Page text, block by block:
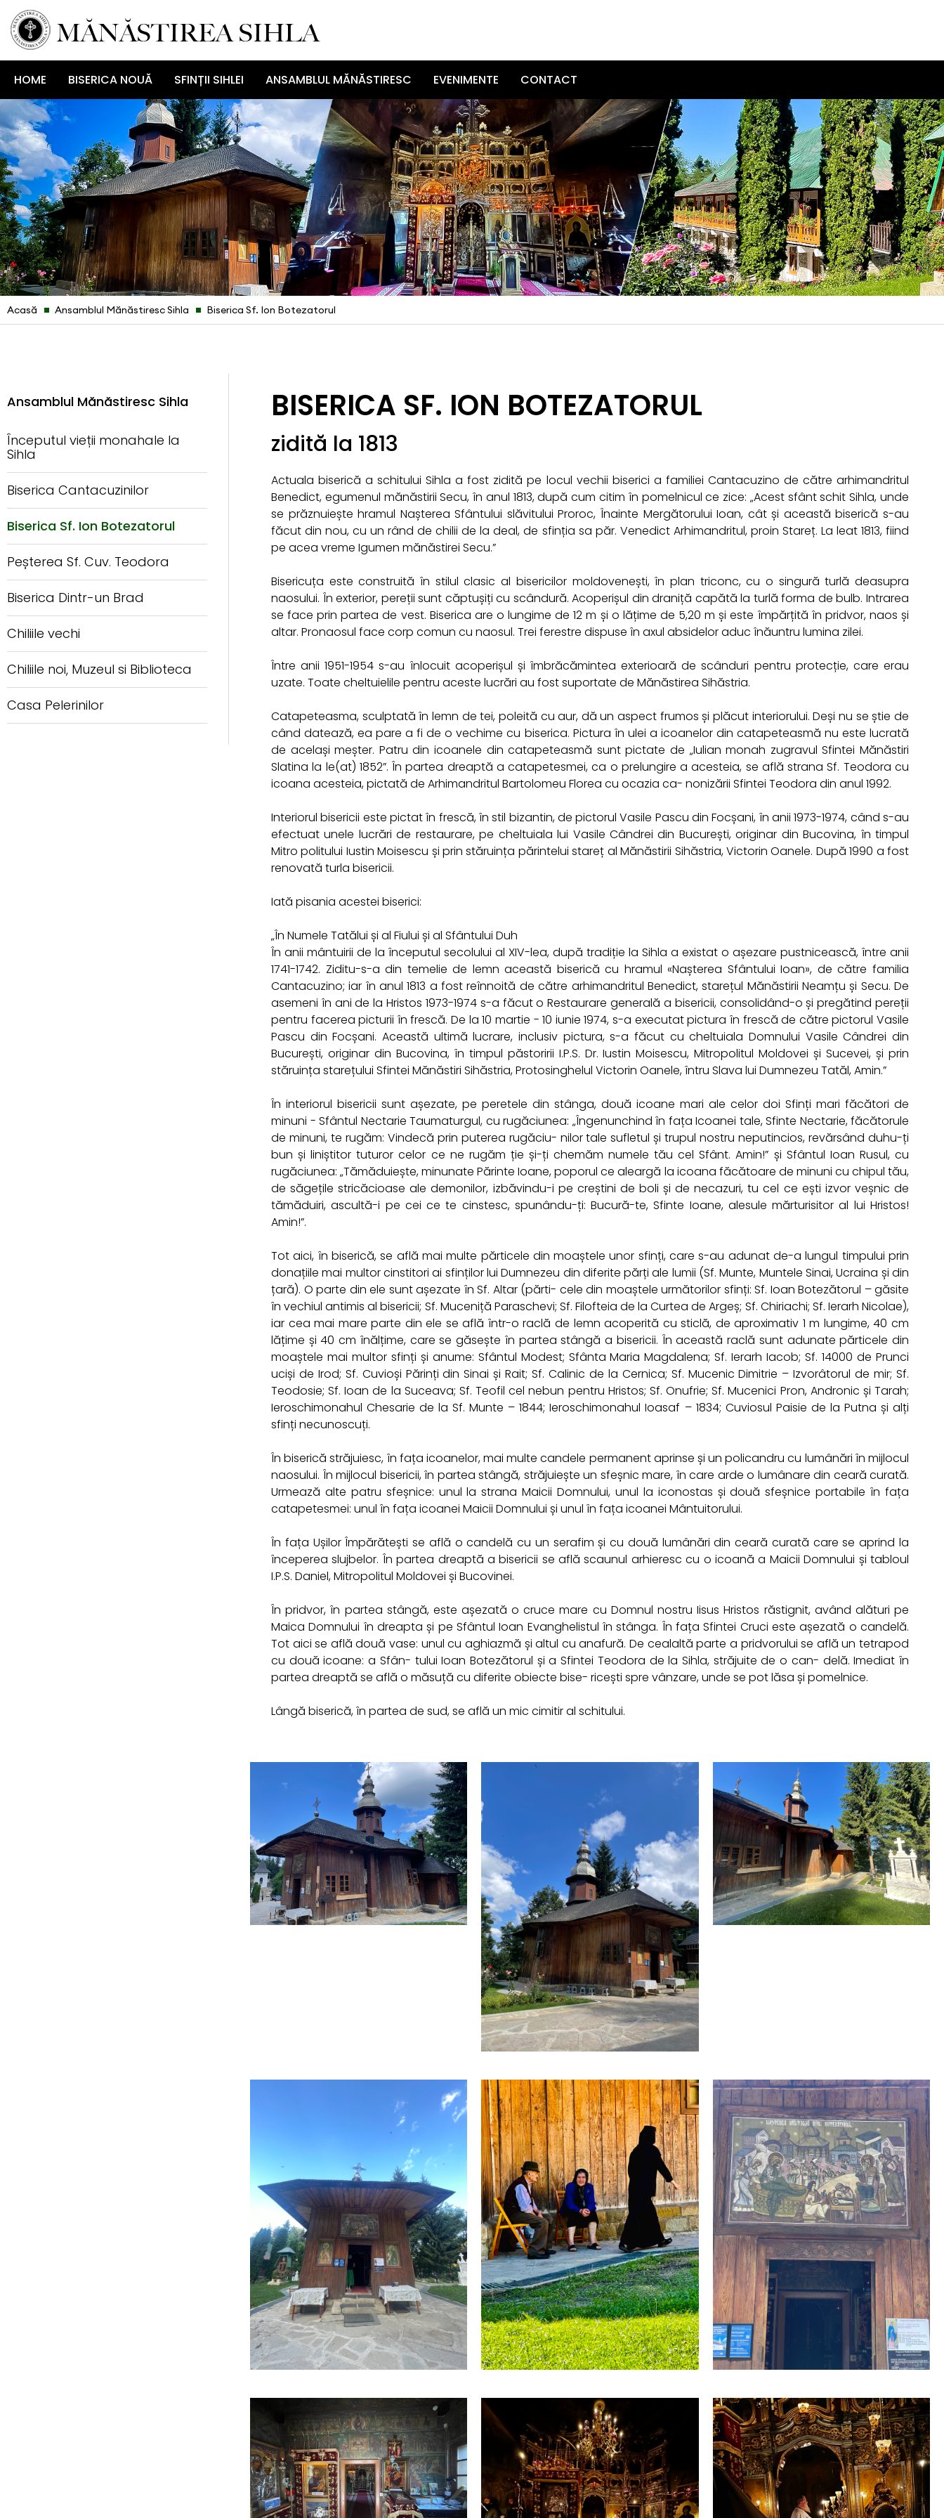
HOME BISERICA NOUĂ SFINȚII SIHLEI ANSAMBLUL MĂNĂSTIRESC EVENIMENTE CONTACT
Acasă Ansamblul Mănăstiresc Sihla Biserica Sf. Ion Botezatorul
Ansamblul Mănăstiresc Sihla
Începutul vieții monahale la
Sihla
Biserica Cantacuzinilor
Biserica Sf. Ion Botezatorul
Peșterea Sf. Cuv. Teodora
Biserica Dintr-un Brad
Chiliile vechi
Chiliile noi, Muzeul si Biblioteca
Casa Pelerinilor
BISERICA SF. ION BOTEZATORUL
zidită la 1813
Actuala biserică a schitului Sihla a fost zidită pe locul vechii biserici a familiei Cantacuzino de către arhimandritul
Benedict, egumenul mănăstirii Secu, în anul 1813, după cum citim în pomelnicul ce zice: „Acest sfânt schit Sihla, unde
se prăznuiește hramul Nașterea Sfântului slăvitului Proroc, Înainte Mergătorului Ioan, cât și această biserică s-au
făcut din nou, cu un rând de chilii de la deal, de sfinția sa păr. Venedict Arhimandritul, proin Stareț. La leat 1813, fiind
pe acea vreme Igumen mănăstirei Secu.”
Bisericuța este construită în stilul clasic al bisericilor moldovenești, în plan triconc, cu o singură turlă deasupra
naosului. În exterior, pereții sunt căptușiți cu scândură. Acoperișul din draniță capătă la turlă forma de bulb. Intrarea
se face prin partea de vest. Biserica are o lungime de 12 m și o lățime de 5,20 m și este împărțită în pridvor, naos și
altar. Pronaosul face corp comun cu naosul. Trei ferestre dispuse în axul absidelor aduc înăuntru lumina zilei.
Între anii 1951-1954 s-au înlocuit acoperișul și îmbrăcămintea exterioară de scânduri pentru protecție, care erau
uzate. Toate cheltuielile pentru aceste lucrări au fost suportate de Mănăstirea Sihăstria.
Catapeteasma, sculptată în lemn de tei, poleită cu aur, dă un aspect frumos și plăcut interiorului. Deși nu se știe de
când datează, ea pare a fi de o vechime cu biserica. Pictura în ulei a icoanelor din catapeteasmă nu este lucrată
de același meșter. Patru din icoanele din catapeteasmă sunt pictate de „Iulian monah zugravul Sfintei Mănăstiri
Slatina la le(at) 1852”. În partea dreaptă a catapetesmei, ca o prelungire a acesteia, se află strana Sf. Teodora cu
icoana acesteia, pictată de Arhimandritul Bartolomeu Florea cu ocazia ca- nonizării Sfintei Teodora din anul 1992.
Interiorul bisericii este pictat în frescă, în stil bizantin, de pictorul Vasile Pascu din Focșani, în anii 1973-1974, când s-au
efectuat unele lucrări de restaurare, pe cheltuiala lui Vasile Cândrei din București, originar din Bucovina, în timpul
Mitro politului Iustin Moisescu și prin stăruința părintelui stareț al Mănăstirii Sihăstria, Victorin Oanele. După 1990 a fost
renovată turla bisericii.
Iată pisania acestei biserici:
„În Numele Tatălui și al Fiului și al Sfântului Duh
În anii mântuirii de la începutul secolului al XIV-lea, după tradiție la Sihla a existat o așezare pustnicească, între anii
1741-1742. Ziditu-s-a din temelie de lemn această biserică cu hramul «Nașterea Sfântului Ioan», de către familia
Cantacuzino; iar în anul 1813 a fost reînnoită de către arhimandritul Benedict, starețul Mănăstirii Neamțu și Secu. De
asemeni în ani de la Hristos 1973-1974 s-a făcut o Restaurare generală a bisericii, consolidând-o și pregătind pereții
pentru facerea picturii în frescă. De la 10 martie - 10 iunie 1974, s-a executat pictura în frescă de către pictorul Vasile
Pascu din Focșani. Această ultimă lucrare, inclusiv pictura, s-a făcut cu cheltuiala Domnului Vasile Cândrei din
București, originar din Bucovina, în timpul păstoririi I.P.S. Dr. Iustin Moisescu, Mitropolitul Moldovei și Sucevei, și prin
stăruința starețului Sfintei Mănăstiri Sihăstria, Protosinghelul Victorin Oanele, întru Slava lui Dumnezeu Tatăl, Amin.”
În interiorul bisericii sunt așezate, pe peretele din stânga, două icoane mari ale celor doi Sfinți mari făcători de
minuni - Sfântul Nectarie Taumaturgul, cu rugăciunea: „Îngenunchind în fața Icoanei tale, Sfinte Nectarie, făcătorule
de minuni, te rugăm: Vindecă prin puterea rugăciu- nilor tale sufletul și trupul nostru neputincios, revărsând duhu-ți
bun și liniștitor tuturor celor ce ne rugăm ție și-ți chemăm numele tău cel Sfânt. Amin!” și Sfântul Ioan Rusul, cu
rugăciunea: „Tămăduiește, minunate Părinte Ioane, poporul ce aleargă la icoana făcătoare de minuni cu chipul tău,
de săgețile stricăcioase ale demonilor, izbăvindu-i pe creștini de boli și de necazuri, tu cel ce ești izvor veșnic de
tămăduiri, ascultă-i pe cei ce te cinstesc, spunându-ți: Bucură-te, Sfinte Ioane, alesule mărturisitor al lui Hristos!
Amin!”.
Tot aici, în biserică, se află mai multe părticele din moaștele unor sfinți, care s-au adunat de-a lungul timpului prin
donațiile mai multor cinstitori ai sfinților lui Dumnezeu din diferite părți ale lumii (Sf. Munte, Muntele Sinai, Ucraina și din
țară). O parte din ele sunt așezate în Sf. Altar (părti- cele din moaștele următorilor sfinți: Sf. Ioan Botezătorul – găsite
în vechiul antimis al bisericii; Sf. Muceniță Paraschevi; Sf. Filofteia de la Curtea de Argeș; Sf. Chiriachi; Sf. Ierarh Nicolae),
iar cea mai mare parte din ele se află într-o raclă de lemn acoperită cu sticlă, de aproximativ 1 m lungime, 40 cm
lățime și 40 cm înălțime, care se găsește în partea stângă a bisericii. În această raclă sunt adunate părticele din
moaștele mai multor sfinți și anume: Sfântul Modest; Sfânta Maria Magdalena; Sf. Ierarh Iacob; Sf. 14000 de Prunci
uciși de Irod; Sf. Cuvioși Părinți din Sinai și Rait; Sf. Calinic de la Cernica; Sf. Mucenic Dimitrie – Izvorâtorul de mir; Sf.
Teodosie; Sf. Ioan de la Suceava; Sf. Teofil cel nebun pentru Hristos; Sf. Onufrie; Sf. Mucenici Pron, Andronic și Tarah;
Ieroschimonahul Chesarie de la Sf. Munte – 1844; Ieroschimonahul Ioasaf – 1834; Cuviosul Paisie de la Putna și alți
sfinți necunoscuți.
În biserică străjuiesc, în fața icoanelor, mai multe candele permanent aprinse și un policandru cu lumânări în mijlocul
naosului. În mijlocul bisericii, în partea stângă, străjuiește un sfeșnic mare, în care arde o lumânare din ceară curată.
Urmează alte patru sfeșnice: unul la strana Maicii Domnului, unul la iconostas și două sfeșnice portabile în fața
catapetesmei: unul în fața icoanei Maicii Domnului și unul în fața icoanei Mântuitorului.
În fața Ușilor Împărătești se află o candelă cu un serafim și cu două lumânări din ceară curată care se aprind la
începerea slujbelor. În partea dreaptă a bisericii se află scaunul arhieresc cu o icoană a Maicii Domnului și tabloul
I.P.S. Daniel, Mitropolitul Moldovei și Bucovinei.
În pridvor, în partea stângă, este așezată o cruce mare cu Domnul nostru Iisus Hristos răstignit, având alături pe
Maica Domnului în dreapta și pe Sfântul Ioan Evanghelistul în stânga. În fața Sfintei Cruci este așezată o candelă.
Tot aici se află două vase: unul cu aghiazmă și altul cu anafură. De cealaltă parte a pridvorului se află un tetrapod
cu două icoane: a Sfân- tului Ioan Botezătorul și a Sfintei Teodora de la Sihla, străjuite de o can- delă. Imediat în
partea dreaptă se află o măsuță cu diferite obiecte bise- ricești spre vânzare, unde se pot lăsa și pomelnice.
Lângă biserică, în partea de sud, se află un mic cimitir al schitului.